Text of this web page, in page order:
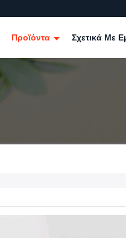
Προϊόντα Σχετικά Με